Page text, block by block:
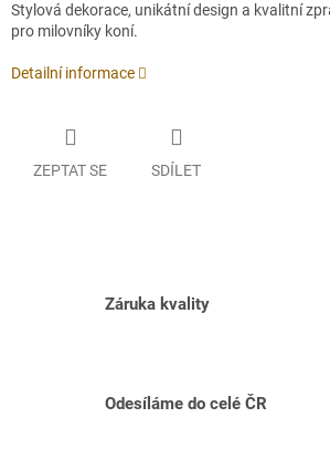
Stylová dekorace, unikátní design a kvalitní
pro milovníky koní.
Detailní informace
ZEPTAT SE SDÍLET
Záruka kvality
Odesíláme do celé ČR